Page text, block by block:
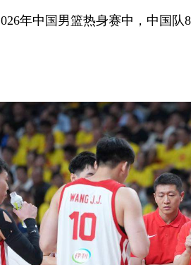
年中国男篮热身赛中，中国队